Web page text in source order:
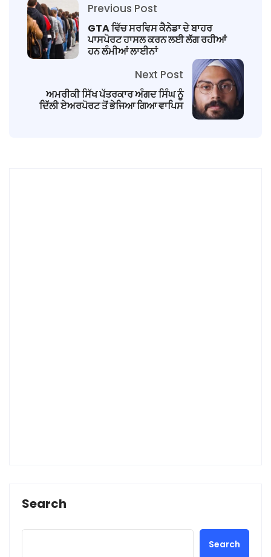
Previous Post
GTA ਵਿੱਚ ਸਰਵਿਸ ਕੈਨੇਡਾ ਦੇ ਬਾਹਰ
ਪਾਸਪੋਰਟ ਹਾਸਲ ਕਰਨ ਲਈ ਲੱਗ ਰਹੀਆਂ
ਹਨ ਲੰਮੀਆਂ ਲਾਈਨਾਂ
Next Post
ਅਮਰੀਕੀ ਸਿੱਖ ਪੱਤਰਕਾਰ ਅੰਗਦ ਸਿੰਘ ਨੂੰ
ਦਿੱਲੀ ਏਅਰਪੋਰਟ ਤੋਂ ਭੇਜਿਆ ਗਿਆ ਵਾਪਿਸ
Search
Search